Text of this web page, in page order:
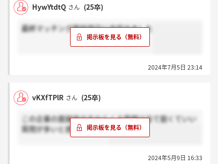
HywYtdtQ さん (25卒)
最終マッチング面談翌日に内定出ました
2024年7月5日 23:14
vKXfTPlR さん (25卒)
この企業の面接官の方からくる質問は全て鋭くていい
質問が多いと感じました。
2024年5月9日 16:33